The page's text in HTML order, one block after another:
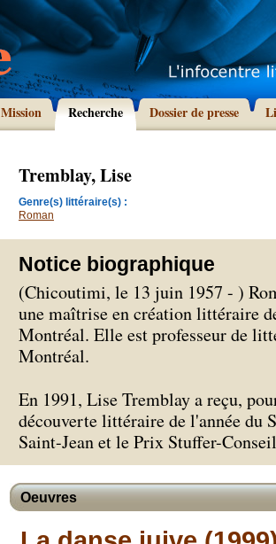
Mission Recherche Dossier de presse
Tremblay, Lise
Genre(s) littéraire(s) :
Roman
Notice biographique
(Chicoutimi, le 13 juin 1957 - )
une maîtrise en création littéraire
Montréal. Elle est professeur de
Montréal.
En 1991, Lise Tremblay a reçu,
découverte littéraire de l'année du
Saint-Jean et le Prix Stuffer-
Oeuvres